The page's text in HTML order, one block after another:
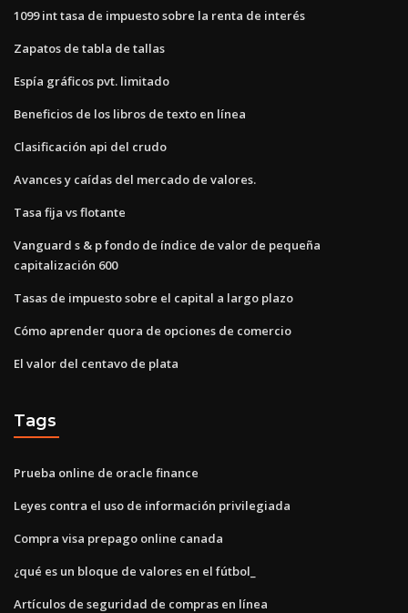
1099 int tasa de impuesto sobre la renta de interés
Zapatos de tabla de tallas
Espía gráficos pvt. limitado
Beneficios de los libros de texto en línea
Clasificación api del crudo
Avances y caídas del mercado de valores.
Tasa fija vs flotante
Vanguard s & p fondo de índice de valor de pequeña
capitalización 600
Tasas de impuesto sobre el capital a largo plazo
Cómo aprender quora de opciones de comercio
El valor del centavo de plata
Tags
Prueba online de oracle finance
Leyes contra el uso de información privilegiada
Compra visa prepago online canada
¿qué es un bloque de valores en el fútbol_
Artículos de seguridad de compras en línea